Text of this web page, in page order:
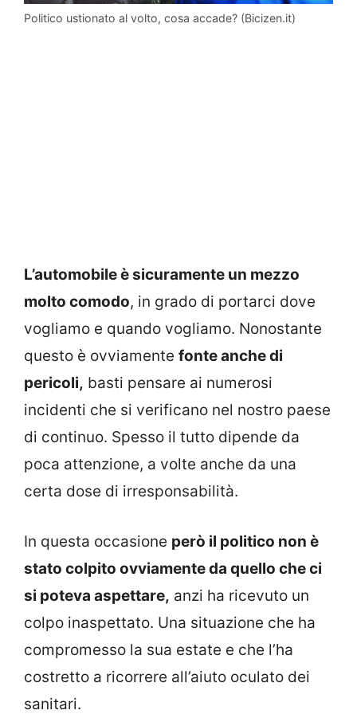
Politico ustionato al volto, cosa accade? (Bicizen.it)
L’automobile è sicuramente un mezzo
molto comodo, in grado di portarci dove
vogliamo e quando vogliamo. Nonostante
questo è ovviamente fonte anche di
pericoli, basti pensare ai numerosi
incidenti che si verificano nel nostro paese
di continuo. Spesso il tutto dipende da
poca attenzione, a volte anche da una
certa dose di irresponsabilità.
In questa occasione però il politico non è
stato colpito ovviamente da quello che ci
si poteva aspettare, anzi ha ricevuto un
colpo inaspettato. Una situazione che ha
compromesso la sua estate e che l’ha
costretto a ricorrere all’aiuto oculato dei
sanitari.